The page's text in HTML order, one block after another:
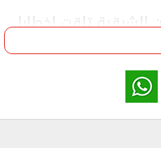
الشرقية تلقت إخطارا
الطفلة "جيهان"،
طالبة بالصف السادس الابتدائي،